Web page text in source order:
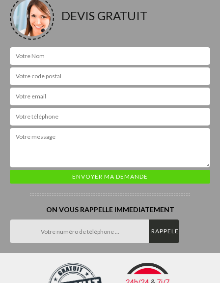
DEVIS GRATUIT
ON VOUS RAPPELLE IMMEDIATEMENT